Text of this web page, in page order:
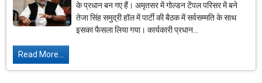
के प्रधान बन गए हैं। अमृतसर में गोल्डन टेंपल परिसर में बने
तेजा सिंह समुद्री हॉल में पार्टी की बैठक में सर्वसम्मति के साथ
इसका फैसला लिया गया। कार्यकारी प्रधान...
Read More...